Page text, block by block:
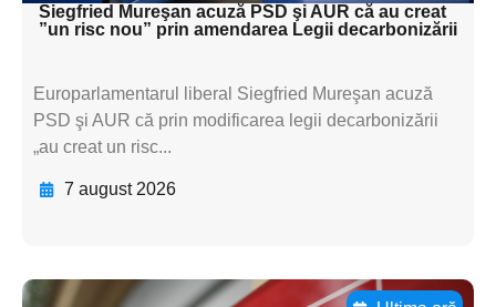
Siegfried Mureşan acuză PSD şi AUR că au creat
”un risc nou” prin amendarea Legii decarbonizării
Europarlamentarul liberal Siegfried Mureşan acuză
PSD şi AUR că prin modificarea legii decarbonizării
„au creat un risc...
7 august 2026